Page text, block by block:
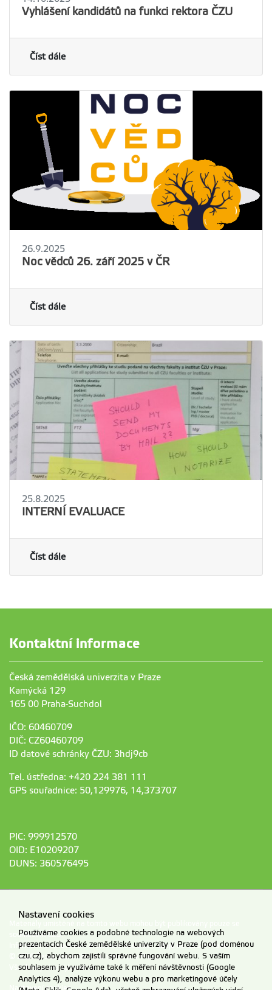
Vyhlášení kandidátů na funkci rektora ČZU
Číst dále
26.9.2025
Noc vědců 26. září 2025 v ČR
Číst dále
25.8.2025
INTERNÍ EVALUACE
Číst dále
Kontaktní informace
Česká zemědělská univerzita v Praze
Kamýcká 129
165 00 Praha-Suchdol
IČO: 60460709
DIČ: CZ60460709
ID datové schránky ČZU: 3hdj9cb
Tel. ústředna: +420 224 381 111
GPS souřadnice: 50,129976, 14,373707
PIC: 999912570
OID: E10209207
DUNS: 360576495
souhlasem ČZU.
Informace o zpracování a ochraně osobních údajů na ČZU v Praze.
© 2026 Česká zemědělská univerzita v Praze
Všechna práva vyhrazena
Nastavení cookies
Používáme cookies a podobné technologie na webových
prezentacích České zemědělské univerzity v Praze (pod doménou
czu.cz), abychom zajistili správné fungování webu. S vaším
souhlasem je využíváme také k měření návštěvnosti (Google
Analytics 4), analýze výkonu webu a pro marketingové účely